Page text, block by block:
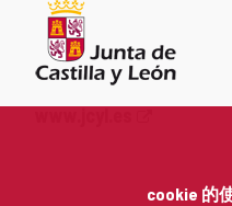
cookie 的
Junta